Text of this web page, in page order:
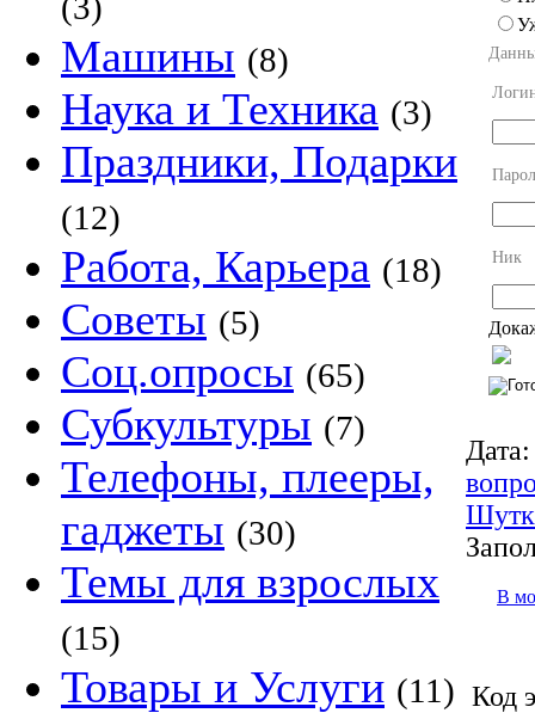
Машины (8)
Наука и Техника (3)
Праздники, Подарки
(12)
Работа, Карьера (18)
Советы (5)
Соц.опросы (65)
Субкультуры (7)
Телефоны, плееры,
гаджеты (30)
Темы для взрослых
(15)
Товары и Услуги (11)
Ник
Дата:
В
Код